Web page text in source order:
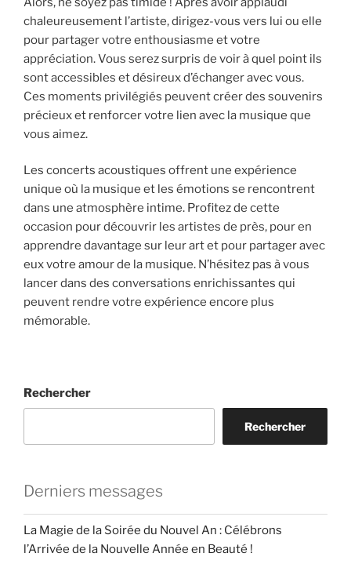
chaleureusement l’artiste, dirigez-vous vers lui ou elle
pour partager votre enthousiasme et votre
appréciation. Vous serez surpris de voir à quel point ils
sont accessibles et désireux d’échanger avec vous.
Ces moments privilégiés peuvent créer des souvenirs
précieux et renforcer votre lien avec la musique que
vous aimez.
Les concerts acoustiques offrent une expérience
unique où la musique et les émotions se rencontrent
dans une atmosphère intime. Profitez de cette
occasion pour découvrir les artistes de près, pour en
apprendre davantage sur leur art et pour partager avec
eux votre amour de la musique. N’hésitez pas à vous
lancer dans des conversations enrichissantes qui
peuvent rendre votre expérience encore plus
mémorable.
Rechercher
Rechercher
Derniers messages
La Magie de la Soirée du Nouvel An : Célébrons
l’Arrivée de la Nouvelle Année en Beauté !